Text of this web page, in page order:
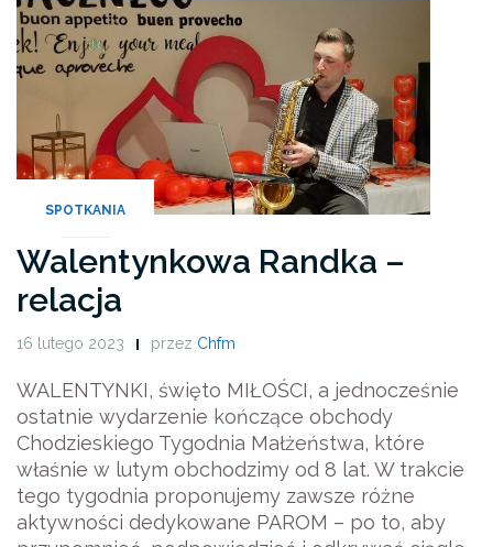
SPOTKANIA
Walentynkowa Randka –
relacja
16 lutego 2023 przez Chfm
WALENTYNKI, święto MIŁOŚCI, a jednocześnie
ostatnie wydarzenie kończące obchody
Chodzieskiego Tygodnia Małżeństwa, które
właśnie w lutym obchodzimy od 8 lat. W trakcie
tego tygodnia proponujemy zawsze różne
aktywności dedykowane PAROM – po to, aby